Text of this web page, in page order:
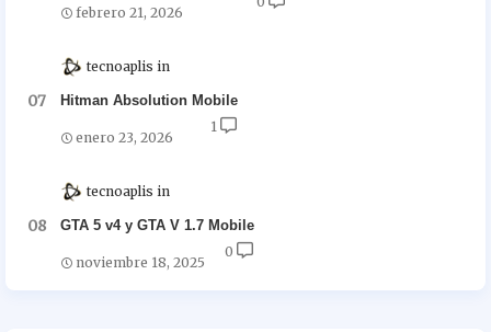
febrero 21, 2026
tecnoaplis
Hitman Absolution Mobile
enero 23, 2026
1
tecnoaplis
GTA 5 v4 y GTA V 1.7 Mobile
noviembre 18, 2025
0